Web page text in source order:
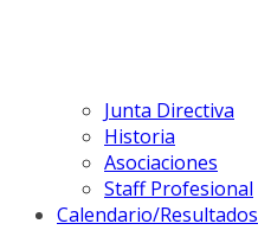
Junta Directiva
Historia
Asociaciones
Staff Profesional
Calendario/Resultados